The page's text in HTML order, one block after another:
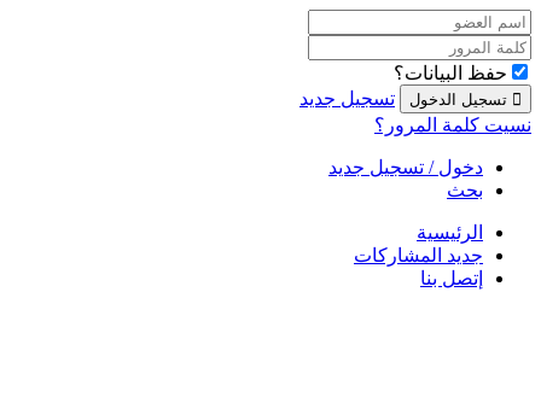
حفظ البيانات؟
تسجيل جديد
نسيت كلمة المرور؟
دخول / تسجيل جديد
بحث
الرئيسية
جديد المشاركات
إتصل بنا